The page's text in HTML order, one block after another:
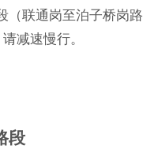
（联通岗至泊子桥岗
减速慢行。
段